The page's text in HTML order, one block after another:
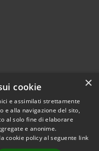
Copyright © 2026 • Città di
Montecchio Maggiore •
Powered byMunicipium •
×
cookie
e assimilati strettamente
e alla navigazione del sito,
al solo fine di elaborare
e anonime.
cookie policy al seguente link